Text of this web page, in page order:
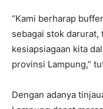
“Kami berharap
sebagai stok darurat,
kesiapsiagaan kita
provinsi Lampung,”
Dengan adanya